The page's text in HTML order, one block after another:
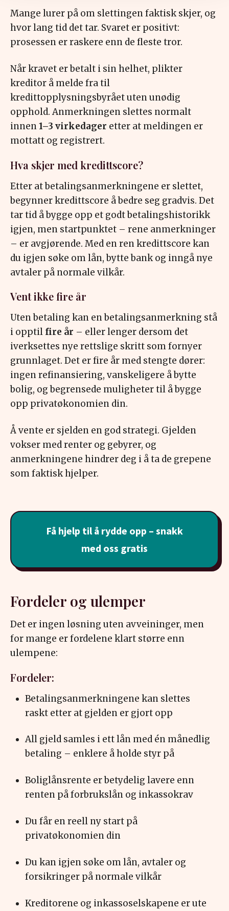
Mange lurer på om slettingen faktisk skjer, og
hvor lang tid det tar. Svaret er positivt:
prosessen er raskere enn de fleste tror.
Når kravet er betalt i sin helhet, plikter
kreditor å melde fra til
kredittopplysningsbyrået uten unødig
opphold. Anmerkningen slettes normalt
innen1–3 virkedager etter at meldingen er
mottatt og registrert.
Hva skjer med kredittscore?
Etter at betalingsanmerkningene er slettet,
begynner kredittscore å bedre seg gradvis. Det
tar tid å bygge opp et godt betalingshistorikk
igjen, men startpunktet – rene anmerkninger
– er avgjørende. Med en ren kredittscore kan
du igjen søke om lån, bytte bank og inngå nye
avtaler på normale vilkår.
Vent ikke fire år
Uten betaling kan en betalingsanmerkning stå
i opptil fire år – eller lenger dersom det
iverksettes nye rettslige skritt som fornyer
grunnlaget. Det er fire år med stengte dører:
ingen refinansiering, vanskeligere å bytte
bolig, og begrensede muligheter til å bygge
opp privatøkonomien din.
Å vente er sjelden en god strategi. Gjelden
vokser med renter og gebyrer, og
anmerkningene hindrer deg i å ta de grepene
som faktisk hjelper.
Få hjelp til å rydde opp – snakk
med oss gratis
Fordeler og ulemper
Det er ingen løsning uten avveininger, men
for mange er fordelene klart større enn
ulempene:
Fordeler:
Betalingsanmerkningene kan slettes
raskt etter at gjelden er gjort opp
All gjeld samles i ett lån med én månedlig
betaling – enklere å holde styr på
Boliglånsrente er betydelig lavere enn
renten på forbrukslån og inkassokrav
Du får en reell ny start på
privatøkonomien din
Du kan igjen søke om lån, avtaler og
forsikringer på normale vilkår
Kreditorene og inkassoselskapene er ute